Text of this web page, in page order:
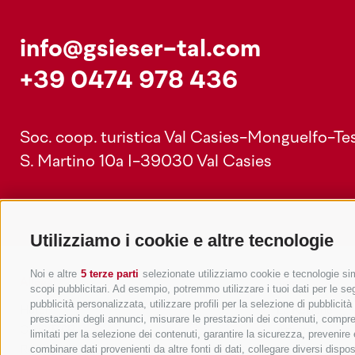
Utilizziamo i cookie e altre tecnologie
Noi e altre 5 terze parti selezionate utilizziamo cookie e tecnologie
scopi pubblicitari. Ad esempio, potremmo utilizzare i tuoi dati per le
pubblicità personalizzata, utilizzare profili per la selezione di
prestazioni degli annunci, misurare le prestazioni dei contenuti,
limitati per la selezione dei contenuti, garantire la sicurezza,
combinare dati provenienti da altre fonti di dati, collegare diversi
info@gsieser-tal.com
+39 0474 978 436
Soc. coop. turistica Val Casies-Monguelfo-
S. Martino 10a I-39030 Val Casies
Alloggi
Hotel
Garni/B&B
Residence/Appartamento
Temi
La Regione
Attività
Hot Spots